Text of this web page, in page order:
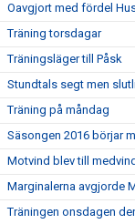
Oavgjort med fördel
Träning torsdagar
Träningsläger till Påsk
Stundtals segt men
Träning på måndag
Säsongen 2016 börjar
Motvind blev till
Marginalerna avgjorde
Träningen onsdagen